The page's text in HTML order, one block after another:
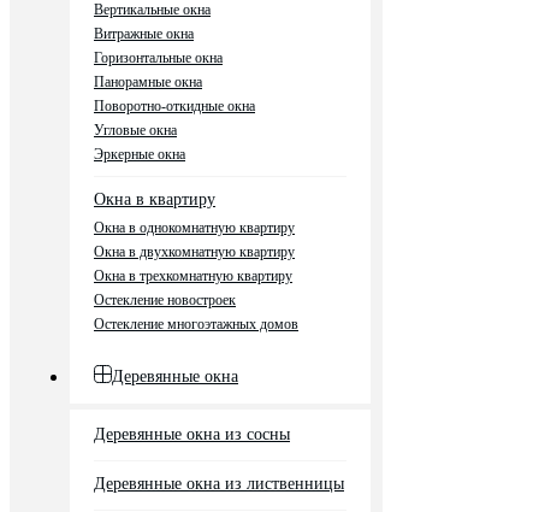
Вертикальные окна
Витражные окна
Горизонтальные окна
Панорамные окна
Поворотно-откидные окна
Угловые окна
Эркерные окна
Окна в квартиру
Окна в однокомнатную квартиру
Окна в двухкомнатную квартиру
Окна в трехкомнатную квартиру
Остекление новостроек
Остекление многоэтажных домов
Деревянные окна
Деревянные окна из сосны
Деревянные окна из лиственницы